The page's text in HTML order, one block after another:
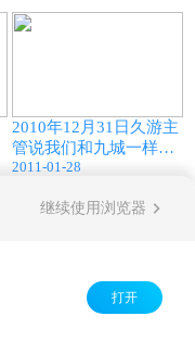
2010年12月31日久游主
管说我们和九城一样是
不怕被骂的
2011-01-28
继续使用浏览器
打开